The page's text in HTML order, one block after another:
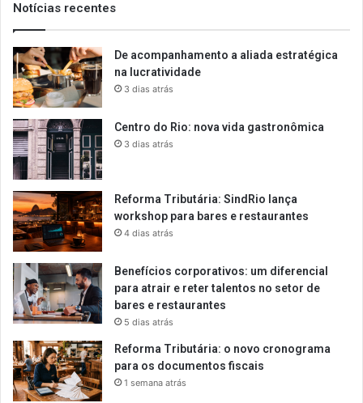
Notícias recentes
De acompanhamento a aliada estratégica
na lucratividade
3 dias atrás
Centro do Rio: nova vida gastronômica
3 dias atrás
Reforma Tributária: SindRio lança
workshop para bares e restaurantes
4 dias atrás
Benefícios corporativos: um diferencial
para atrair e reter talentos no setor de
bares e restaurantes
5 dias atrás
Reforma Tributária: o novo cronograma
para os documentos fiscais
1 semana atrás